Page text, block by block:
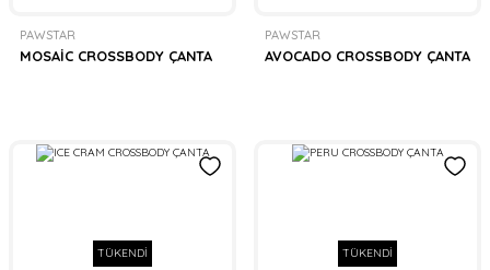
PAWSTAR
MOSAİC CROSSBODY ÇANTA
PAWSTAR
AVOCADO CROSSBODY ÇANTA
TÜKENDİ TÜKENDİ